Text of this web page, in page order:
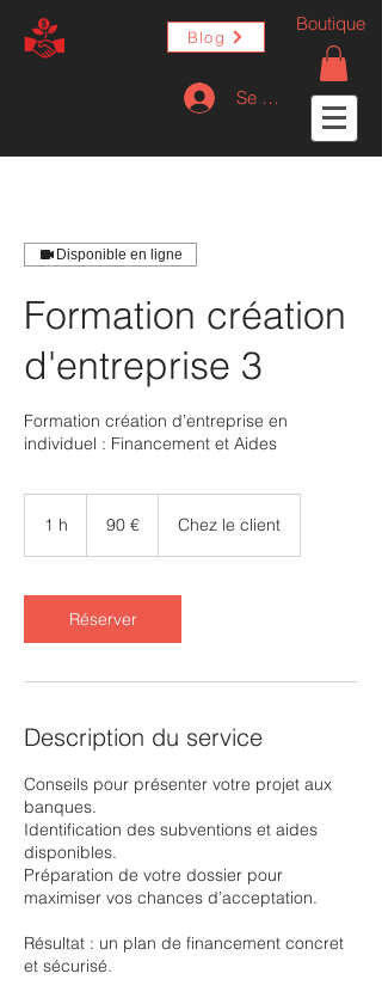
Blog
Se connecter
Boutique
Disponible en ligne
Formation création
d'entreprise 3
Formation création d’entreprise en
individuel : Financement et Aides
1 h 90 € Chez le client
Réserver
Description du service
Conseils pour présenter votre projet aux
banques.
Identification des subventions et aides
disponibles.
Préparation de votre dossier pour
maximiser vos chances d’acceptation.
Résultat : un plan de financement concret
et sécurisé.